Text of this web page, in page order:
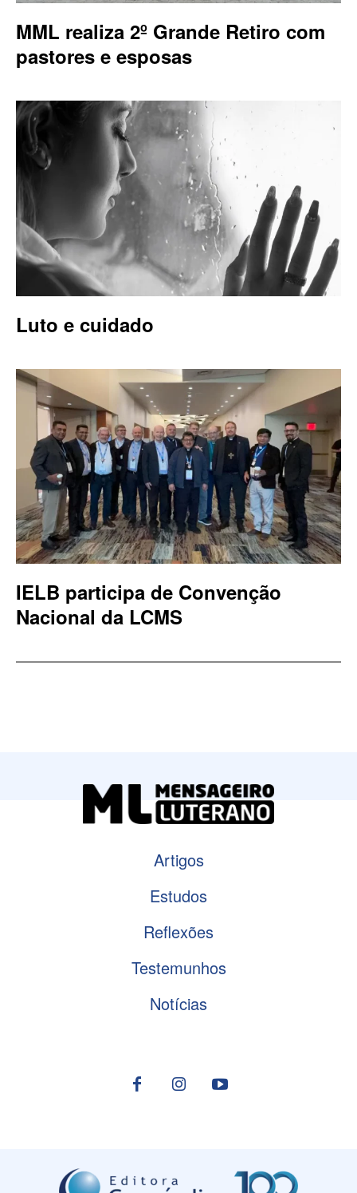
MML realiza 2º Grande Retiro com
pastores e esposas
Luto e cuidado
IELB participa de Convenção
Nacional da LCMS
Artigos
Estudos
Reflexões
Testemunhos
Notícias